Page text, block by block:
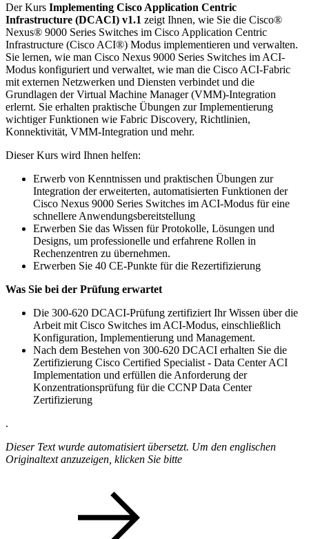
Der Kurs Implementing Cisco Application Centric
Infrastructure (DCACI) v1.1 zeigt Ihnen, wie Sie die Cisco®
Nexus® 9000 Series Switches im Cisco Application Centric
Infrastructure (Cisco ACI®) Modus implementieren und verwalten.
Sie lernen, wie man Cisco Nexus 9000 Series Switches im ACI-
Modus konfiguriert und verwaltet, wie man die Cisco ACI-Fabric
mit externen Netzwerken und Diensten verbindet und die
Grundlagen der Virtual Machine Manager (VMM)-Integration
erlernt. Sie erhalten praktische Übungen zur Implementierung
wichtiger Funktionen wie Fabric Discovery, Richtlinien,
Konnektivität, VMM-Integration und mehr.
Dieser Kurs wird Ihnen helfen:
Erwerb von Kenntnissen und praktischen Übungen zur
Integration der erweiterten, automatisierten Funktionen der
Cisco Nexus 9000 Series Switches im ACI-Modus für eine
schnellere Anwendungsbereitstellung
Erwerben Sie das Wissen für Protokolle, Lösungen und
Designs, um professionelle und erfahrene Rollen in
Rechenzentren zu übernehmen.
Erwerben Sie 40 CE-Punkte für die Rezertifizierung
Was Sie bei der Prüfung erwartet
Die 300-620 DCACI-Prüfung zertifiziert Ihr Wissen über die
Arbeit mit Cisco Switches im ACI-Modus, einschließlich
Konfiguration, Implementierung und Management.
Nach dem Bestehen von 300-620 DCACI erhalten Sie die
Zertifizierung Cisco Certified Specialist - Data Center ACI
Implementation und erfüllen die Anforderung der
Konzentrationsprüfung für die CCNP Data Center
Zertifizierung
.
Dieser Text wurde automatisiert übersetzt. Um den englischen
Originaltext anzuzeigen, klicken Sie bitte